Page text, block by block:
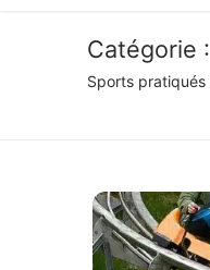
Catégorie :
Sports